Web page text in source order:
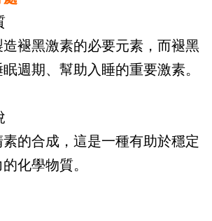
褪黑激素的必要元素，而褪黑
週期、幫助入睡的重要激素。
的合成，這是一種有助於穩定
化學物質。